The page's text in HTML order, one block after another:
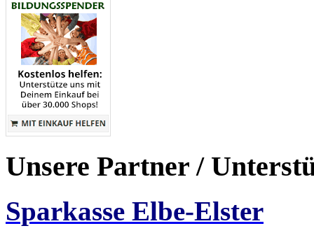
Unsere Partner /
Sparkasse Elbe-Elster